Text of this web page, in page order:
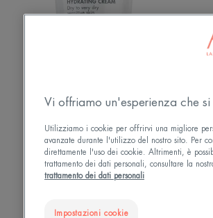
Vi offriamo un'esperienza che
Utilizziamo i cookie per offrirvi una migliore
avanzate durante l'utilizzo del nostro sito. Per
direttamente l'uso dei cookie. Altrimenti, è
trattamento dei dati personali, consultare la
trattamento dei dati personali
Impostazioni cookie